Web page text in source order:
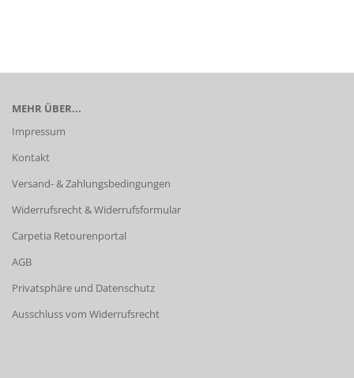
MEHR ÜBER...
Impressum
Kontakt
Versand- & Zahlungsbedingungen
Widerrufsrecht & Widerrufsformular
Carpetia Retourenportal
AGB
Privatsphäre und Datenschutz
Ausschluss vom Widerrufsrecht